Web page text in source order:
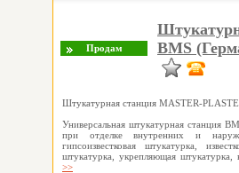
BMS
Штукатурная станция MASTER-
Универсальная штукатурная станция
при отделке внутренних и
гипсоизвестковая штукатурка,
штукатурка, укрепляющая
>>